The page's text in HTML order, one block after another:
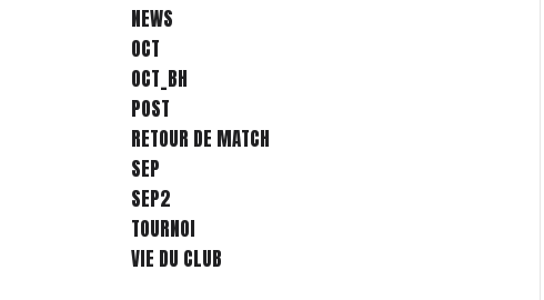
NEWS
OCT
OCT_BH
POST
RETOUR DE MATCH
SEP
SEP2
TOURNOI
VIE DU CLUB